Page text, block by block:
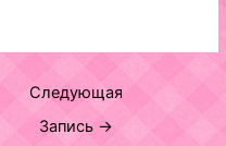
Следующая
Запись →